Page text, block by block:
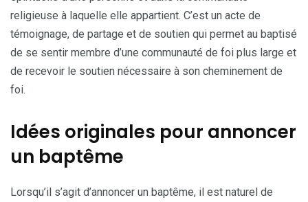
religieuse à laquelle elle appartient. C’est un acte de
témoignage, de partage et de soutien qui permet au baptisé
de se sentir membre d’une communauté de foi plus large et
de recevoir le soutien nécessaire à son cheminement de
foi.
Idées originales pour annoncer
un baptême
Lorsqu’il s’agit d’annoncer un baptême, il est naturel de